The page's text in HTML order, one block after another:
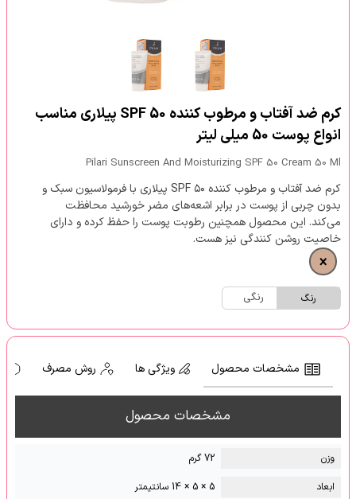
کرم ضد آفتاب و مرطوب کننده SPF 50 پیلاری مناسب
انواع پوست 50 میلی لیتر
Pilari Sunscreen And Moisturizing SPF 50 Cream 50 Ml
کرم ضد آفتاب و مرطوب کننده SPF ۵۰ پیلاری با فرمولاسیون سبک و
بدون چربی از پوست در برابر اشعه‌های مضر خورشید محافظت
می‌کند. این محصول همچنین رطوبت پوست را حفظ کرده و دارای
خاصیت روشن کنندگی نیز هست.
رنگ رنگی
مشخصات محصول ویژگی ها روش مصرف
مشخصات محصول
وزن
72 گرم
ابعاد
5 × 5 × 14 سانتیمتر